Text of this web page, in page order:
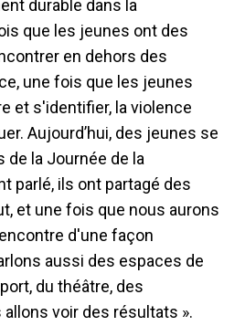
durable dans la
que les jeunes ont des
en dehors des
une fois que les jeunes
et s'identifier, la violence
Aujourd’hui, des jeunes se
la Journée de la
parlé, ils ont partagé des
et une fois que nous aurons
d'une façon
aussi des espaces de
du théâtre, des
voir des résultats ».